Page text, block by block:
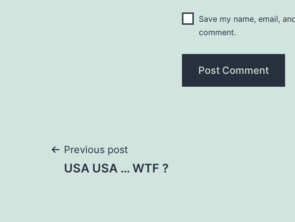
Save my name, email,
comment.
Post
Previous post
USA USA … WTF ?